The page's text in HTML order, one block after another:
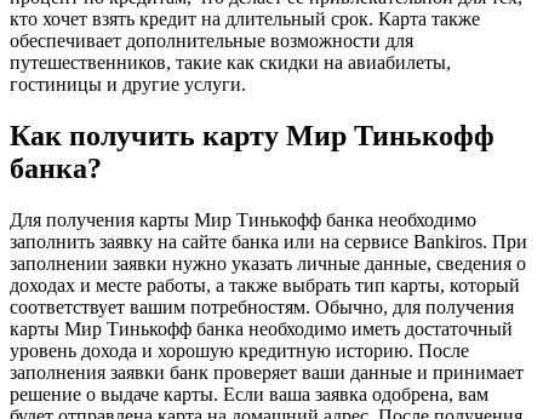
кто хочет взять кредит на длительный срок. Карта также
обеспечивает дополнительные возможности для
путешественников, такие как скидки на авиабилеты,
гостиницы и другие услуги.
Как получить карту Мир Тинькофф
банка?
Для получения карты Мир Тинькофф банка необходимо
заполнить заявку на сайте банка или на сервисе Bankiros. При
заполнении заявки нужно указать личные данные, сведения о
доходах и месте работы, а также выбрать тип карты, который
соответствует вашим потребностям. Обычно, для получения
карты Мир Тинькофф банка необходимо иметь достаточный
уровень дохода и хорошую кредитную историю. После
заполнения заявки банк проверяет ваши данные и принимает
решение о выдаче карты. Если ваша заявка одобрена, вам